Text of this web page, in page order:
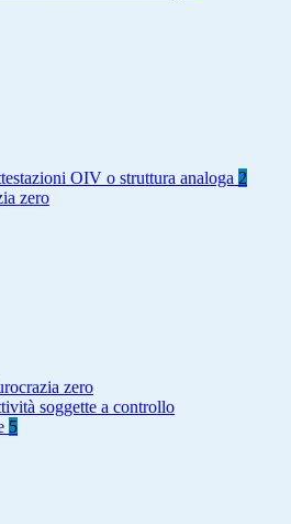
OIV o struttura analoga 2
zero
zero
soggette a controllo
5